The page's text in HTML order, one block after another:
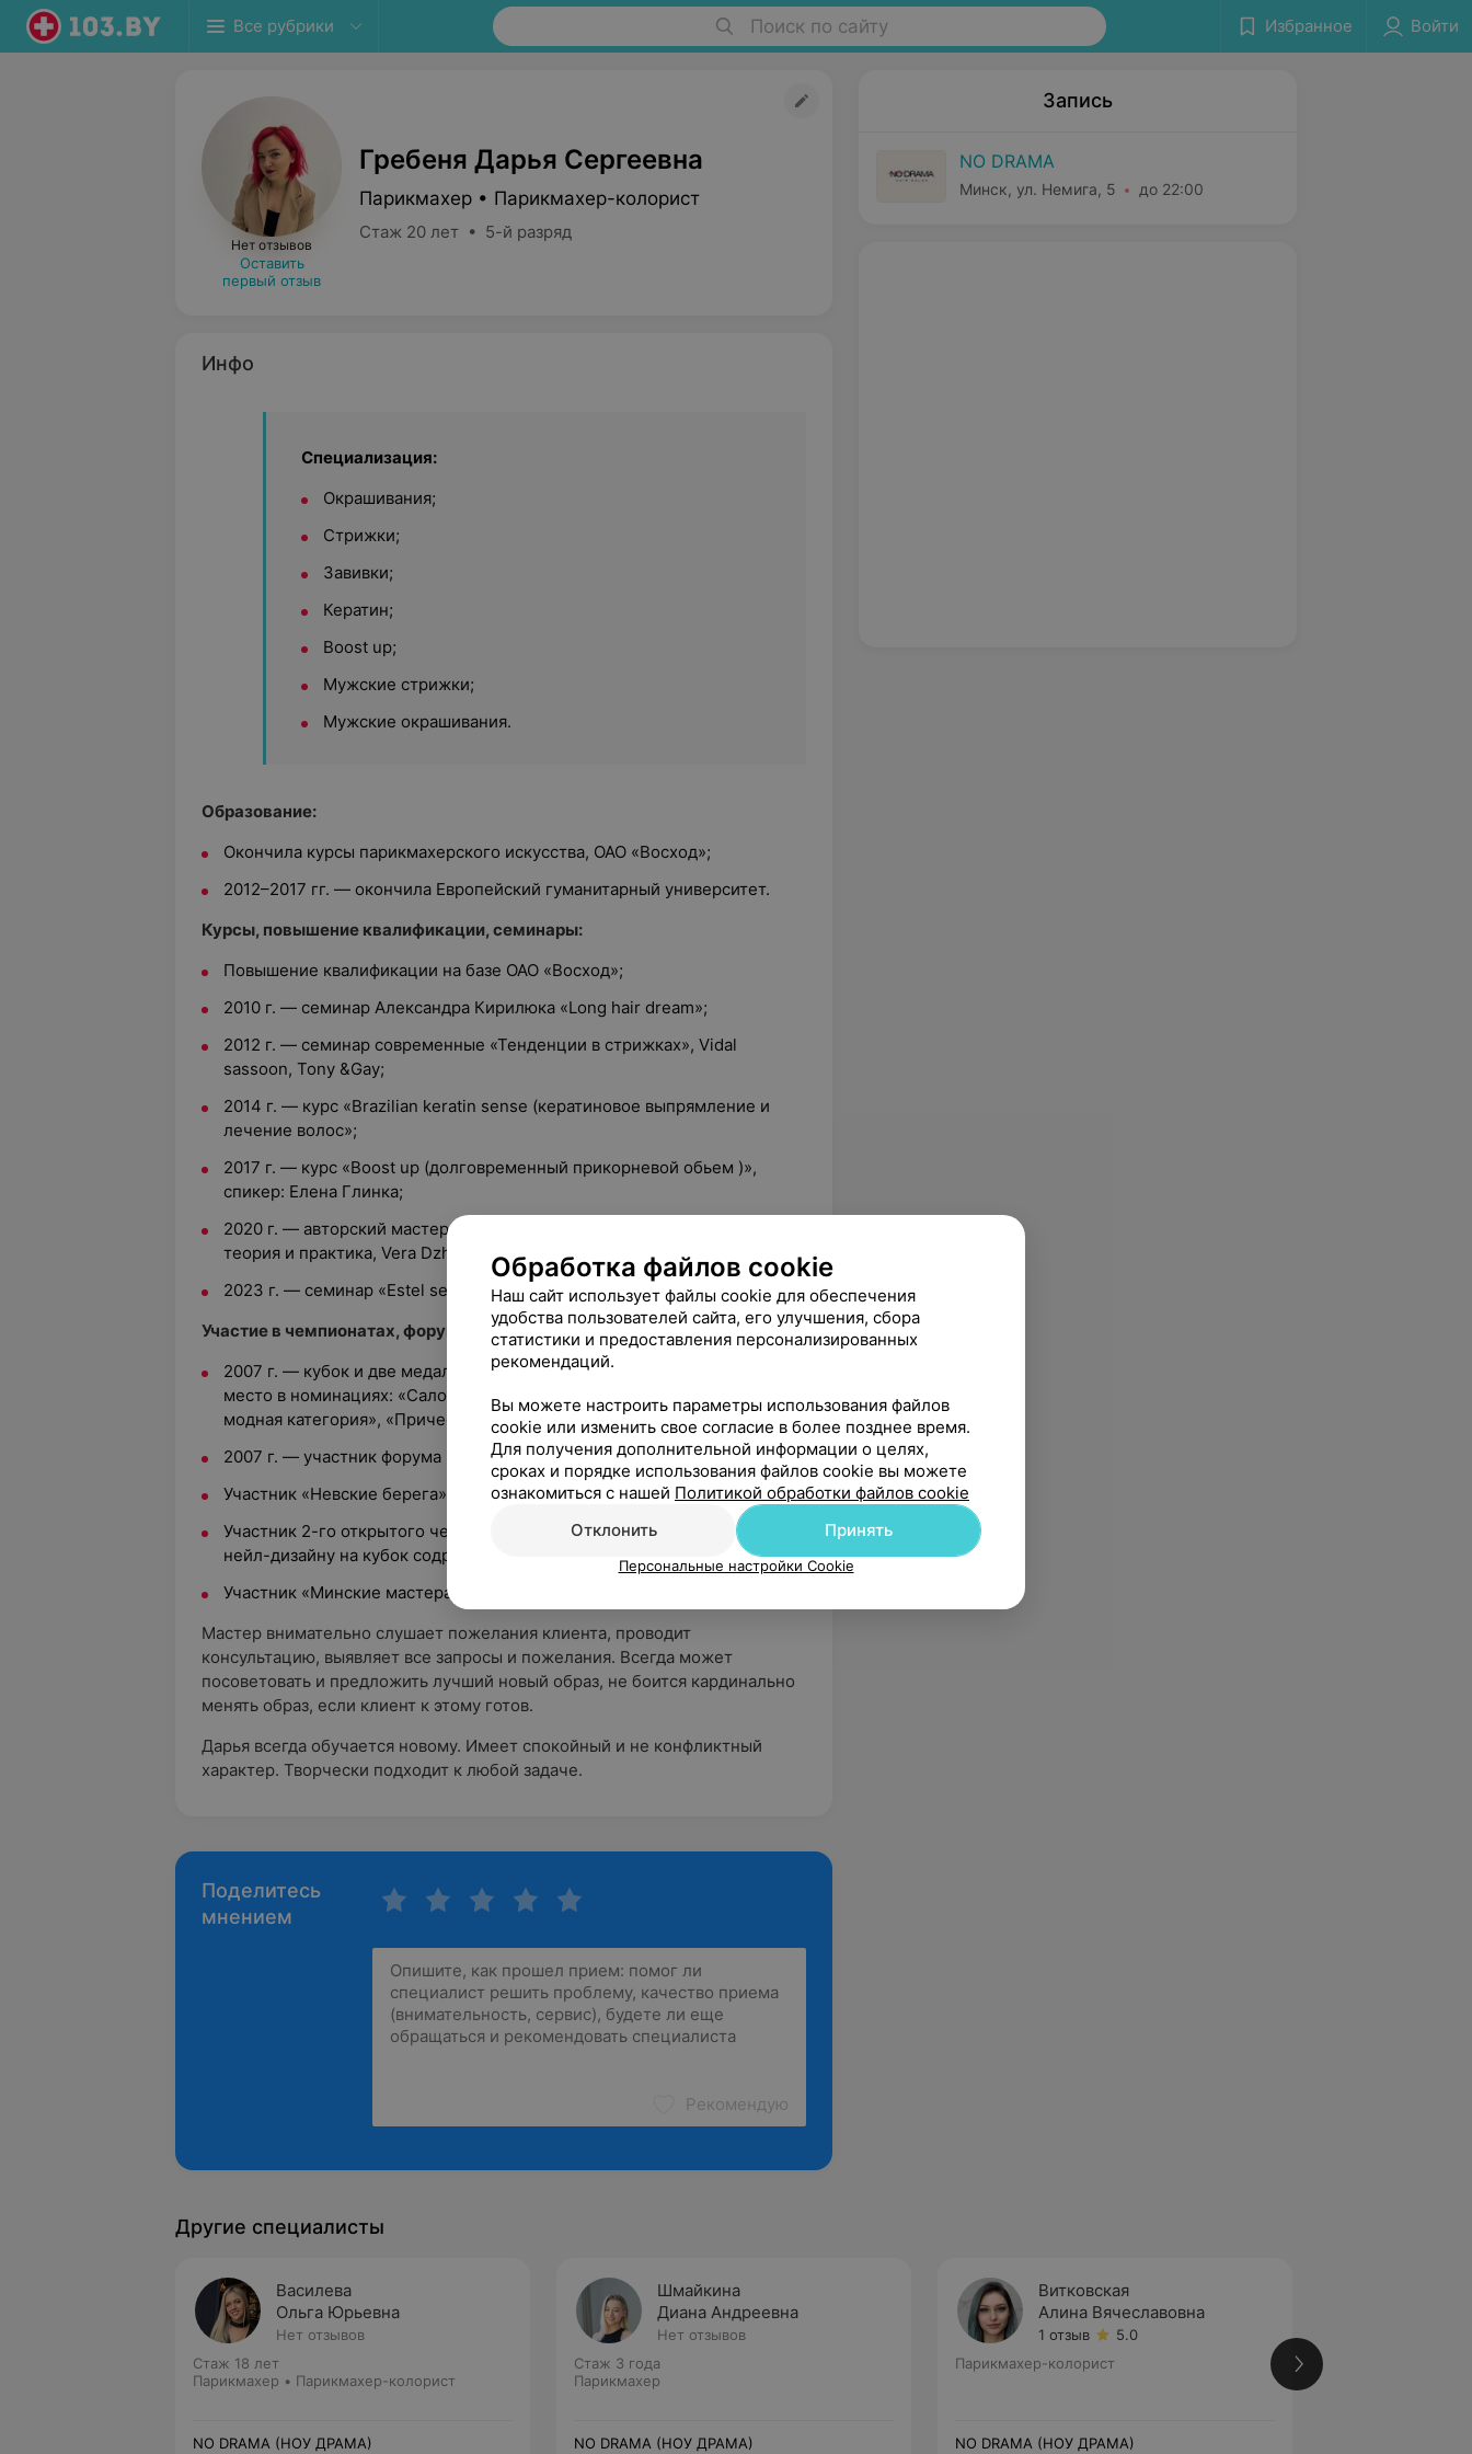
Все рубрики Поиск по сайту Избранное Войти
Нет отзывов
Оставить
первый отзыв
Гребеня Дарья Сергеевна
Парикмахер • Парикмахер-колорист
Стаж 20 лет • 5-й разряд
Инфо
Специализация:
Окрашивания;
Стрижки;
Завивки;
Кератин;
Boost up;
Мужские стрижки;
Мужские окрашивания.
Образование:
Окончила курсы парикмахерского искусства, ОАО «Восход»;
2012–2017 гг. — окончила Европейский гуманитарный университет.
Курсы, повышение квалификации, семинары:
Повышение квалификации на базе ОАО «Восход»;
2010 г. — семинар Александра Кирилюка «Long hair dream»;
2012 г. — семинар современные «Тенденции в стрижках», Vidal
sassoon, Tony &Gay;
2014 г. — курс «Brazilian keratin sense (кератиновое выпрямление и
лечение волос»;
2017 г. — курс «Boost up (долговременный прикорневой обьем )»,
спикер: Елена Глинка;
2020 г. — авторский мастер-класс по сложным техникам окрашивания,
теория и практика, Vera Dzha colorist;
2023 г. — семинар «Estel sensation».
Участие в чемпионатах, форумах, фестивалях:
2007 г. — кубок и две медали чемпионата Беларуси. Два 2-х и 3-е
место в номинациях: «Салонная стрижка и окрашивание», «Женская
модная категория», «Прическа на длинных волосах»;
2007 г. — участник форума «Стиль и красота»;
Участник «Невские берега», Санкт-Петербург;
Участник 2-го открытого чемпионата по парикмахерскому искусству и
нейл-дизайну на кубок содружества «Белые росы»;
Участник «Минские мастера», конкурс пар. искусства.
Мастер внимательно слушает пожелания клиента, проводит
консультацию, выявляет все запросы и пожелания. Всегда может
посоветовать и предложить лучший новый образ, не боится кардинально
менять образ, если клиент к этому готов.
Дарья всегда обучается новому. Имеет спокойный и не конфликтный
характер. Творчески подходит к любой задаче.
Поделитесь
мнением
Рекомендую
Запись
NO DRAMA
Минск, ул. Немига, 5 до 22:00
Другие специалисты
Василева
Ольга Юрьевна
Нет отзывов
Стаж 18 лет
Парикмахер • Парикмахер-колорист
NO DRAMA (НОУ ДРАМА)
Шмайкина
Диана Андреевна
Нет отзывов
Стаж 3 года
Парикмахер
NO DRAMA (НОУ ДРАМА)
Витковская
Алина Вячеславовна
1 отзыв
5.0
Парикмахер-колорист
NO DRAMA (НОУ ДРАМА)
Обработка файлов cookie
Наш сайт использует файлы cookie для обеспечения
удобства пользователей сайта, его улучшения, сбора
статистики и предоставления персонализированных
рекомендаций.
Вы можете настроить параметры использования файлов
cookie или изменить свое согласие в более позднее время.
Для получения дополнительной информации о целях,
сроках и порядке использования файлов cookie вы можете
ознакомиться с нашей Политикой обработки файлов cookie
Отклонить
Принять
Персональные настройки Cookie